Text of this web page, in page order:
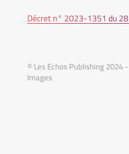
Décret n° 2023-1351 du
© Les Echos Publishing
Images